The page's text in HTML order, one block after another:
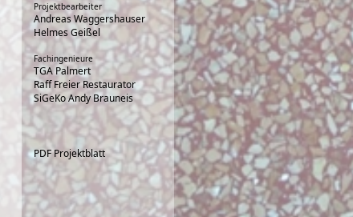
Projektbearbeiter
Andreas Waggershauser
Helmes Geißel
Fachingenieure
TGA Palmert
Raff Freier Restaurator
SiGeKo Andy Brauneis
PDF Projektblatt